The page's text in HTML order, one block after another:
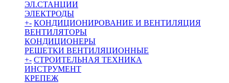
ЭЛ.СТАНЦИИ
ЭЛЕКТРОДЫ
+- КОНДИЦИОНИРОВАНИЕ И ВЕНТИЛЯЦИЯ
ВЕНТИЛЯТОРЫ
КОНДИЦИОНЕРЫ
РЕШЕТКИ ВЕНТИЛЯЦИОННЫЕ
+- СТРОИТЕЛЬНАЯ ТЕХНИКА
ИНСТРУМЕНТ
КРЕПЕЖ